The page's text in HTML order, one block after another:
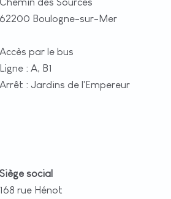
Chemin des Sources
62200 Boulogne-sur-Mer
Accès par le bus
Ligne : A, B1
Arrêt : Jardins de l'Empereur
Siège social
168 rue Hénot